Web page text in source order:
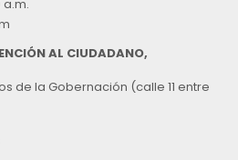
a.m.
AL CIUDADANO,
de la Gobernación (calle 11 entre